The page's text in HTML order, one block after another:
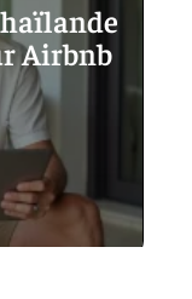
Airbnb